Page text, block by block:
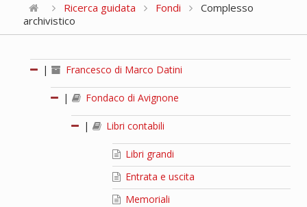
Ricerca guidata Fondi
Complesso
archivistico
| Francesco di Marco Datini
| Fondaco di Avignone
| Libri contabili
Libri grandi
Entrata e uscita
Memoriali